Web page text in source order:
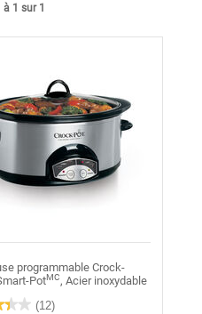
à 1 sur 1
programmable Crock-
PotMC, Acier inoxydable
(12)